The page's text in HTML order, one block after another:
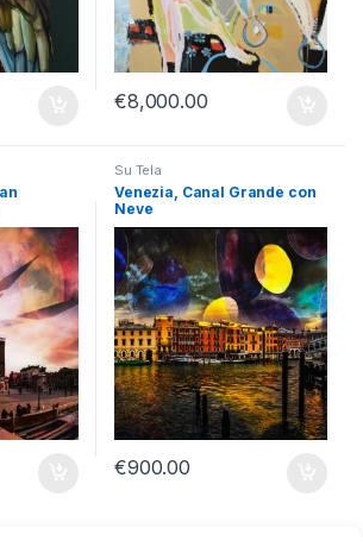
€8,000.00
Su Tela
Venezia, Canal Grande con
Neve
€900.00